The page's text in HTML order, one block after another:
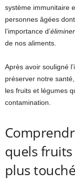
système immunitaire
personnes âgées
l’importance d’
de nos aliments.
Après avoir souligné
préserver notre
les fruits et légumes
contamination.
quels
plus